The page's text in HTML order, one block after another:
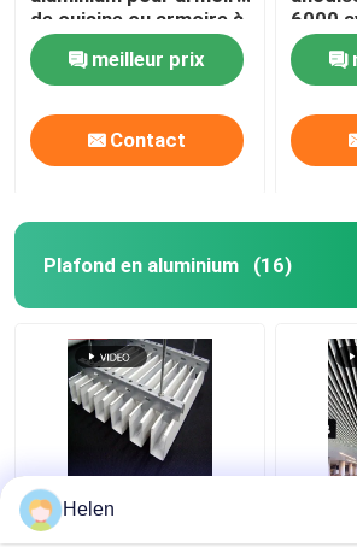
de cuisine ou armoire à
vin
meilleur prix
Contact
6000
Plafond en aluminium (16)
Tissus en aluminium,
résistant au feu et
Helen